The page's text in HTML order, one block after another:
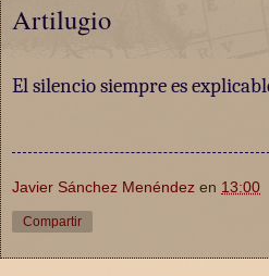
Artilugio
El silencio siempre es
Javier Sánchez Menéndez en 13:00
Compartir